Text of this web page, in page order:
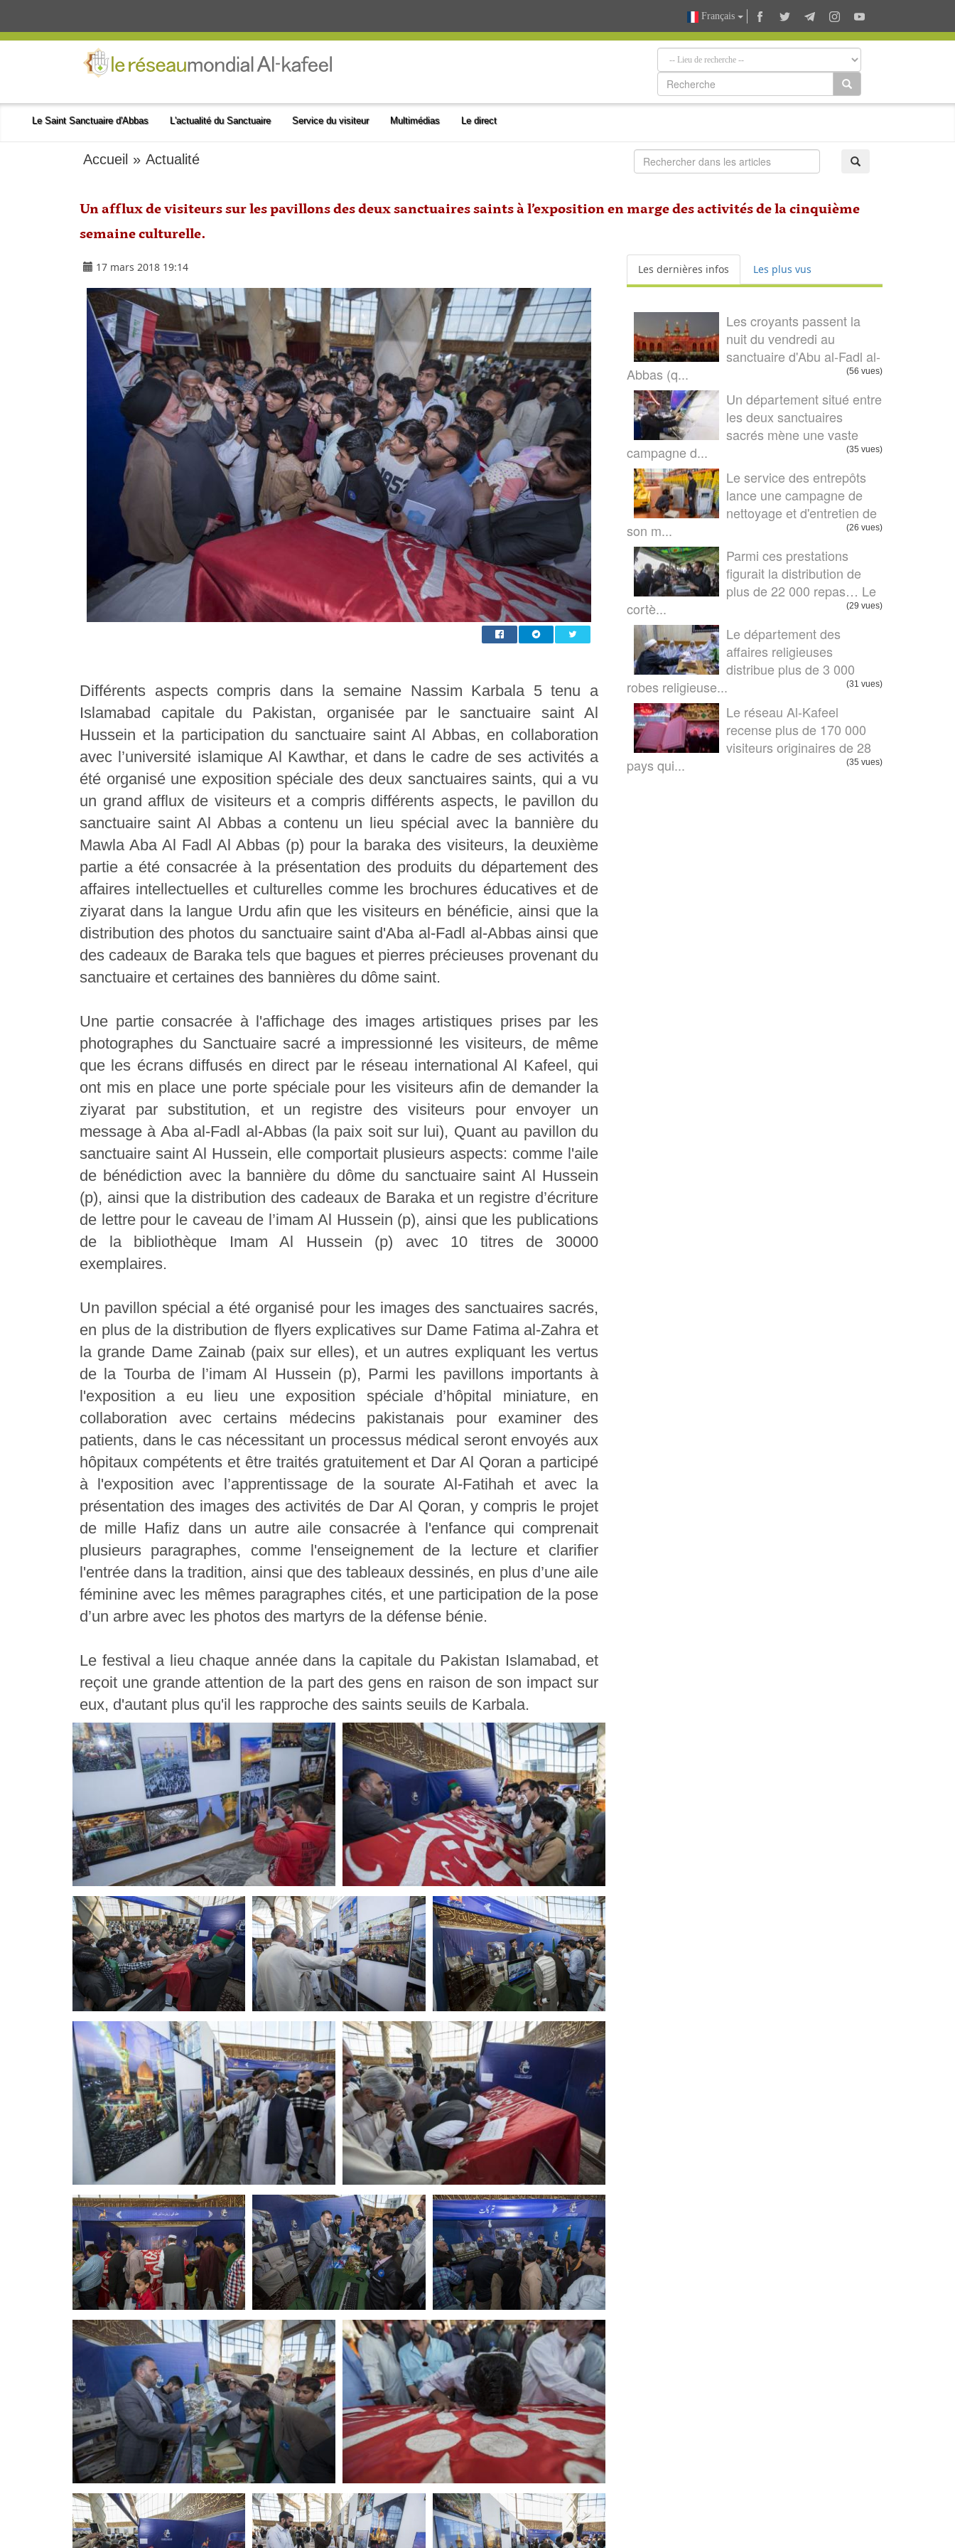
Français
Le Saint Sanctuaire d'Abbas L'actualité du Sanctuaire Service du visiteur Multimédias Le direct
Accueil »Actualité
Un afflux de visiteurs sur les pavillons des deux sanctuaires saints à l’exposition en marge des activités de la cinquième
semaine culturelle.
17 mars 2018 19:14
Différents aspects compris dans la semaine Nassim Karbala 5 tenu a
Islamabad capitale du Pakistan, organisée par le sanctuaire saint Al
Hussein et la participation du sanctuaire saint Al Abbas, en collaboration
avec l’université islamique Al Kawthar, et dans le cadre de ses activités a
été organisé une exposition spéciale des deux sanctuaires saints, qui a vu
un grand afflux de visiteurs et a compris différents aspects, le pavillon du
sanctuaire saint Al Abbas a contenu un lieu spécial avec la bannière du
Mawla Aba Al Fadl Al Abbas (p) pour la baraka des visiteurs, la deuxième
partie a été consacrée à la présentation des produits du département des
affaires intellectuelles et culturelles comme les brochures éducatives et de
ziyarat dans la langue Urdu afin que les visiteurs en bénéficie, ainsi que la
distribution des photos du sanctuaire saint d'Aba al-Fadl al-Abbas ainsi que
des cadeaux de Baraka tels que bagues et pierres précieuses provenant du
sanctuaire et certaines des bannières du dôme saint.
Une partie consacrée à l'affichage des images artistiques prises par les
photographes du Sanctuaire sacré a impressionné les visiteurs, de même
que les écrans diffusés en direct par le réseau international Al Kafeel, qui
ont mis en place une porte spéciale pour les visiteurs afin de demander la
ziyarat par substitution, et un registre des visiteurs pour envoyer un
message à Aba al-Fadl al-Abbas (la paix soit sur lui), Quant au pavillon du
sanctuaire saint Al Hussein, elle comportait plusieurs aspects: comme l'aile
de bénédiction avec la bannière du dôme du sanctuaire saint Al Hussein
(p), ainsi que la distribution des cadeaux de Baraka et un registre d’écriture
de lettre pour le caveau de l’imam Al Hussein (p), ainsi que les publications
de la bibliothèque Imam Al Hussein (p) avec 10 titres de 30000
exemplaires.
Un pavillon spécial a été organisé pour les images des sanctuaires sacrés,
en plus de la distribution de flyers explicatives sur Dame Fatima al-Zahra et
la grande Dame Zainab (paix sur elles), et un autres expliquant les vertus
de la Tourba de l’imam Al Hussein (p), Parmi les pavillons importants à
l'exposition a eu lieu une exposition spéciale d’hôpital miniature, en
collaboration avec certains médecins pakistanais pour examiner des
patients, dans le cas nécessitant un processus médical seront envoyés aux
hôpitaux compétents et être traités gratuitement et Dar Al Qoran a participé
à l'exposition avec l’apprentissage de la sourate Al-Fatihah et avec la
présentation des images des activités de Dar Al Qoran, y compris le projet
de mille Hafiz dans un autre aile consacrée à l'enfance qui comprenait
plusieurs paragraphes, comme l'enseignement de la lecture et clarifier
l'entrée dans la tradition, ainsi que des tableaux dessinés, en plus d’une aile
féminine avec les mêmes paragraphes cités, et une participation de la pose
d’un arbre avec les photos des martyrs de la défense bénie.
Le festival a lieu chaque année dans la capitale du Pakistan Islamabad, et
reçoit une grande attention de la part des gens en raison de son impact sur
eux, d'autant plus qu'il les rapproche des saints seuils de Karbala.
Les dernières infos Les plus vus
Les croyants passent la
nuit du vendredi au
sanctuaire d'Abu al-Fadl al-
Abbas (q...
(56 vues)
Un département situé entre
les deux sanctuaires
sacrés mène une vaste
campagne d...
(35 vues)
Le service des entrepôts
lance une campagne de
nettoyage et d'entretien de
son m...
(26 vues)
Parmi ces prestations
figurait la distribution de
plus de 22 000 repas… Le
cortè...
(29 vues)
Le département des
affaires religieuses
distribue plus de 3 000
robes religieuse...
(31 vues)
Le réseau Al-Kafeel
recense plus de 170 000
visiteurs originaires de 28
pays qui...
(35 vues)